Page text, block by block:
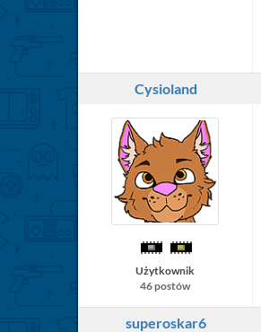
Cysioland
Użytkownik
46 postów
superoskar6